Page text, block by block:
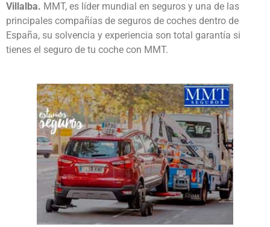
Villalba. MMT, es líder mundial en seguros y una de las
principales compañías de seguros de coches dentro de
España, su solvencia y experiencia son total garantía si
tienes el seguro de tu coche con MMT.